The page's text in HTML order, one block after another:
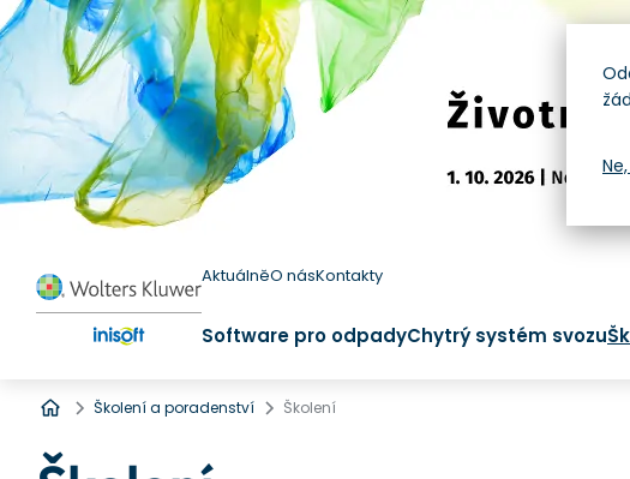
AktuálněO násKontakty
Software pro odpadyChytrý systém svozu
Úvod
Školení a poradenství Školení